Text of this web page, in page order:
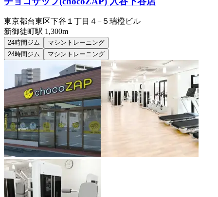
東京都台東区下谷１丁目４−５瑞橙ビル
新御徒町駅 1,300m
24時間ジム
マシントレーニング
24時間ジム
マシントレーニング